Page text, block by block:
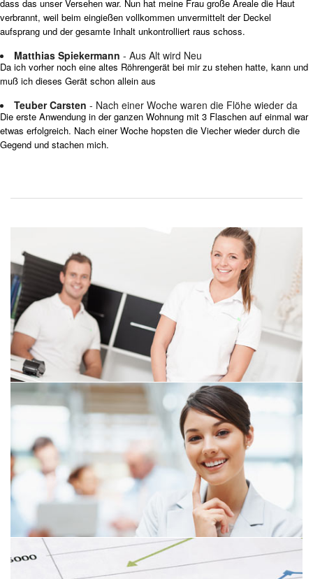
dass das unser Versehen war. Nun hat meine Frau große Areale die Haut
verbrannt, weil beim eingießen vollkommen unvermittelt der Deckel
aufsprang und der gesamte Inhalt unkontrolliert raus schoss.
Matthias Spiekermann - Aus Alt wird Neu
Da ich vorher noch eine altes Röhrengerät bei mir zu stehen hatte, kann und
muß ich dieses Gerät schon allein aus
Teuber Carsten - Nach einer Woche waren die Flöhe wieder da
Die erste Anwendung in der ganzen Wohnung mit 3 Flaschen auf einmal war
etwas erfolgreich. Nach einer Woche hopsten die Viecher wieder durch die
Gegend und stachen mich.